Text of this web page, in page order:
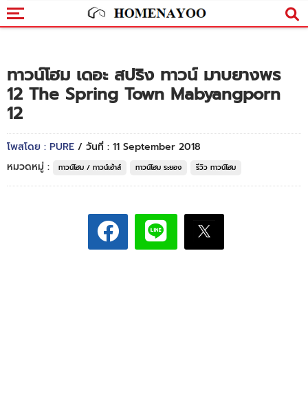
ทาวน์โฮม เดอะ สปริง ทาวน์ มาบยางพร
12 The Spring Town Mabyangporn
12
โพสโดย : PURE / วันที่ : 11 September 2018
หมวดหมู่ :
ทาวน์โฮม / ทาวน์เฮ้าส์ ทาวน์โฮม ระยอง รีวิว ทาวน์โฮม